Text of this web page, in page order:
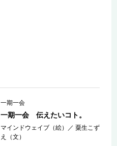
一期一会
一期一会 伝えたいコト。
マインドウェイブ（絵） ／粟生こず
え（文）